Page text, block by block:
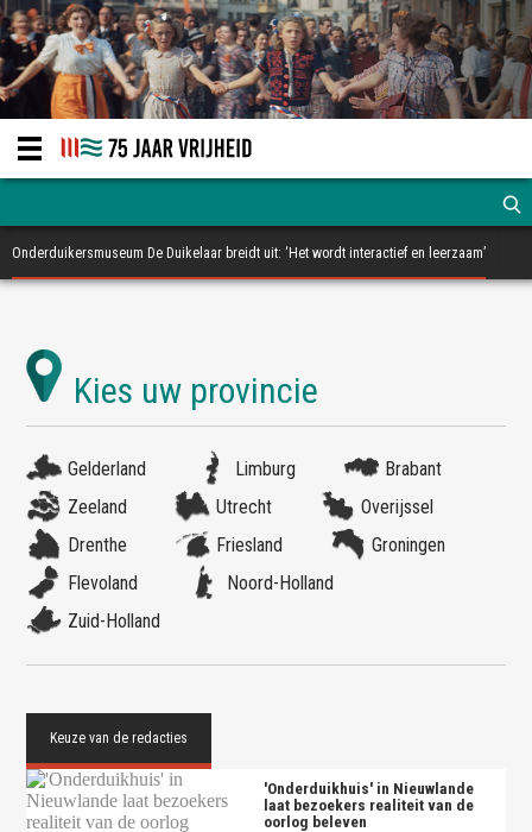
Onderduikersmuseum De Duikelaar breidt uit: ‘Het wordt interactief en leerzaam’
Gelderland Limburg
Brabant
Zeeland
Utrecht
Overijssel
Drenthe
Friesland
Groningen
Flevoland
Noord-Holland
Zuid-Holland
'Onderduikhuis' in Nieuwlande
laat bezoekers realiteit van de
oorlog beleven